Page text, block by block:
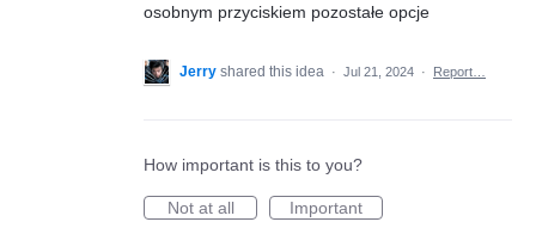
osobnym przyciskiem pozostałe opcje
Jerry shared this idea · Jul 21, 2024 · Report…
How important is this to you?
Not at all
Important